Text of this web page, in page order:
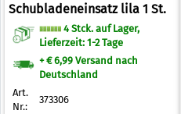
Schubladeneinsatz lila 1 St.
4 Stck. auf Lager,
Lieferzeit: 1-2 Tage
+ € 6,99 Versand nach
Deutschland
Art.
Nr.:
373306